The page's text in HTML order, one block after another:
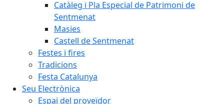
Catàleg i Pla Especial de Patrimoni de
Sentmenat
Masies
Castell de Sentmenat
Festes i fires
Tradicions
Festa Catalunya
Seu Electrònica
Espai del proveïdor